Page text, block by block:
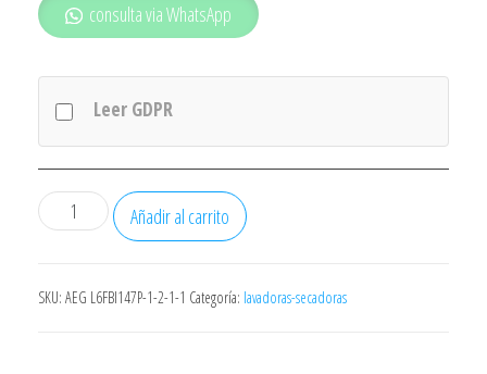
consulta via WhatsApp
Leer GDPR
LAVADORA
SECADORA
HTV7716DSWBTR
Añadir al carrito
SKU: AEG L6FBI147P-1-2-1-1 Categoría: lavadoras-secadoras